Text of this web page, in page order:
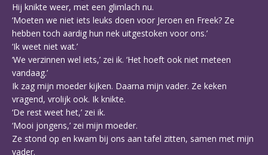
Hij knikte weer, met een glimlach nu.
‘Moeten we niet iets leuks doen voor Jeroen en Freek? Ze
hebben toch aardig hun nek uitgestoken voor ons.’
‘Ik weet niet wat.’
‘We verzinnen wel iets,’ zei ik. ‘Het hoeft ook niet meteen
vandaag.’
Ik zag mijn moeder kijken. Daarna mijn vader. Ze keken
vragend, vrolijk ook. Ik knikte.
‘De rest weet het,’ zei ik.
‘Mooi jongens,’ zei mijn moeder.
Ze stond op en kwam bij ons aan tafel zitten, samen met mijn
vader.